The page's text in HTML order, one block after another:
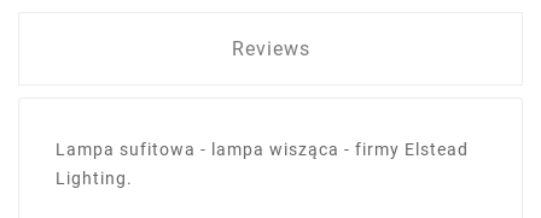
Reviews
Lampa sufitowa - lampa wisząca - firmy Elstead
Lighting.